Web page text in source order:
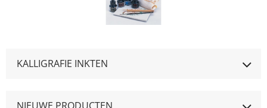
KALLIGRAFIE INKTEN